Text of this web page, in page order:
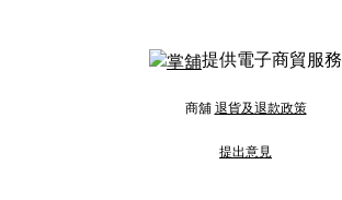
提供電子商貿服務
商舖 退貨及退款政策
提出意見